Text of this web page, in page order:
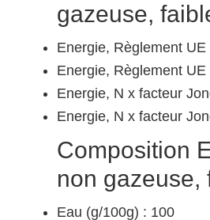
gazeuse,
Energie, Règlement
Energie, Règlement
Energie, N x facteur
Energie, N x facteur
Composition
non gazeuse,
Eau (g/100g) : 100